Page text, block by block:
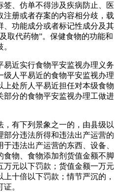
、仿单不得涉及疾病防止、医
册或者存案的内容相分歧，载
、功能成分或者标记性成分及其
取代药物”。保健食物的功能和
近实行食物平安监视办理义务
人平易近的食物平安监视办理
上处所人平易近担任对本级食物
部分的食物平安监视办理工做进
有下列景象之一的，由县级以
部分违法所得和违法出产运营的
违法出产运营的东西、设备、
食物、食物添加剂货值金额不脚
元以下罚款；货值金额一万元
十倍以下罚款；情节严沉的，
。